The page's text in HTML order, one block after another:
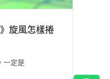
旋風怎樣捲
一定是